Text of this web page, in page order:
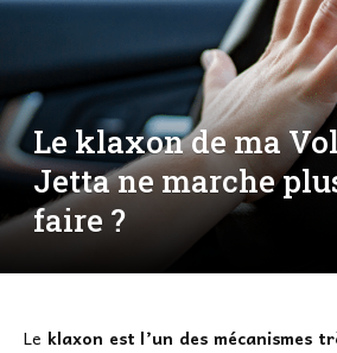
Le klaxon de ma
Jetta ne marche
faire ?
Le klaxon est l’un des mécanismes